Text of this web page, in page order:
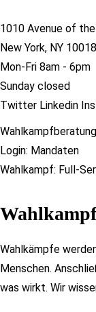
1010 Avenue of
New York, NY
Mon-Fri 8am - 6pm
Sunday closed
Twitter Linkedin
Wahlkampfberatung
Login: Mandaten
Wahlkampf: Full-
Wahlkämpfe
Menschen.
was wirkt. Wir